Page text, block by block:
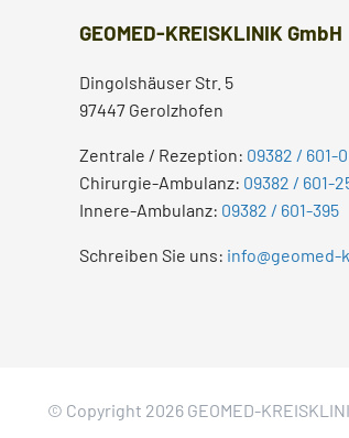
GEOMED-KREISKLINIK GmbH
Dingolshäuser Str. 5
97447 Gerolzhofen
Zentrale / Rezeption: 09382 / 601-0
Chirurgie-Ambulanz: 09382 / 601-
Innere-Ambulanz: 09382 / 601-395
Schreiben Sie uns: info@geomed-
© Copyright 2026 GEOMED-